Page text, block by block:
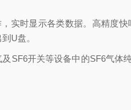
实时显示各类数据。高精度快
U盘。
SF6开关等设备中的SF6气体